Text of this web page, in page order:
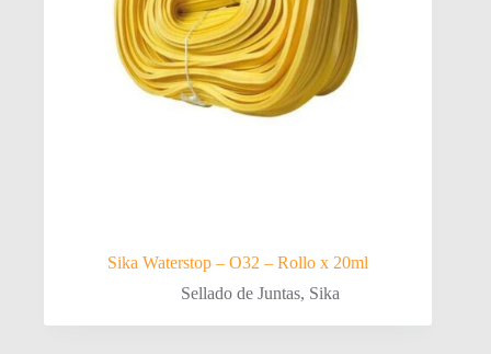
Sika Waterstop – O32 – Rollo x 20ml
Sellado de Juntas, Sika